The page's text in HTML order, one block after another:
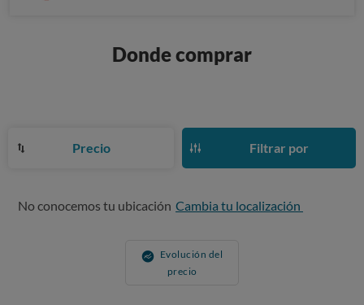
Donde comprar
Precio Filtrar por
No conocemos tu ubicación Cambia tu localización
Evolución del
precio